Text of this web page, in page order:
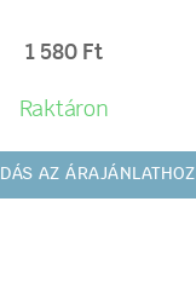
1 580 Ft
Raktáron
AZ ÁRAJÁNLATHOZ